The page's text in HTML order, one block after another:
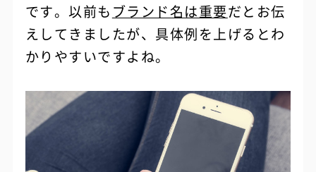
です。以前も ブランド名は重要だとお伝
えしてきましたが、具体例を上げるとわ
かりやすいですよね。